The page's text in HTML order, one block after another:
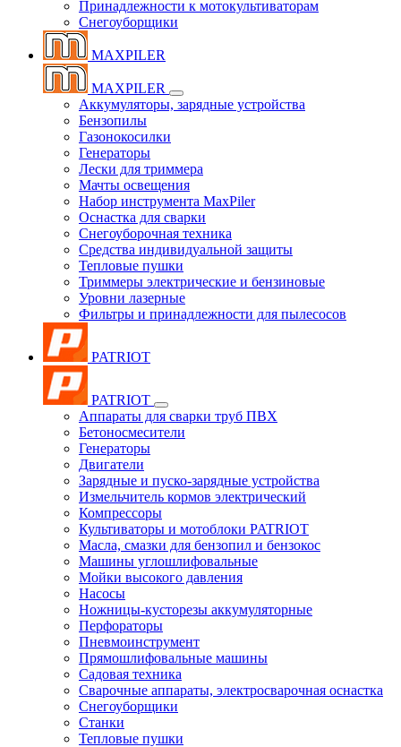
Принадлежности к мотокультиваторам
Снегоуборщики
MAXPILER
MAXPILER
Аккумуляторы, зарядные устройства
Бензопилы
Газонокосилки
Генераторы
Лески для триммера
Мачты освещения
Набор инструмента MaxPiler
Оснастка для сварки
Снегоуборочная техника
Средства индивидуальной защиты
Тепловые пушки
Триммеры электрические и бензиновые
Уровни лазерные
Фильтры и принадлежности для пылесосов
PATRIOT
PATRIOT
Аппараты для сварки труб ПВХ
Бетоносмесители
Генераторы
Двигатели
Зарядные и пуско-зарядные устройства
Измельчитель кормов электрический
Компрессоры
Культиваторы и мотоблоки PATRIOT
Масла, смазки для бензопил и бензокос
Машины углошлифовальные
Мойки высокого давления
Насосы
Ножницы-кусторезы аккумуляторные
Перфораторы
Пневмоинструмент
Прямошлифовальные машины
Садовая техника
Сварочные аппараты, электросварочная оснастка
Снегоуборщики
Станки
Тепловые пушки